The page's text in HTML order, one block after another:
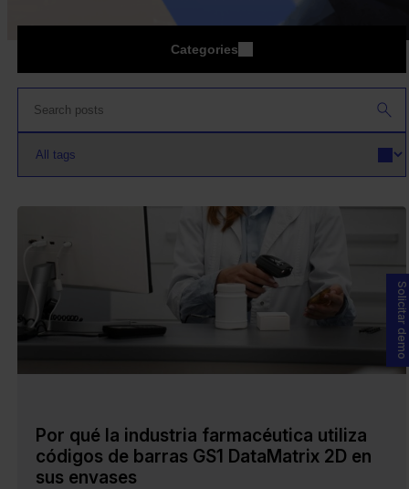
Categories
Por qué la industria farmacéutica utiliza
códigos de barras GS1 DataMatrix 2D en
sus envases
Solicitar demo